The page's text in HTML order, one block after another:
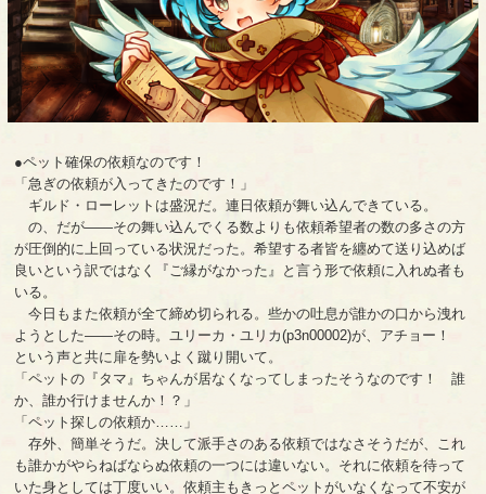
●ペット確保の依頼なのです！
「急ぎの依頼が入ってきたのです！」
ギルド・ローレットは盛況だ。連日依頼が舞い込んできている。
の、だが――その舞い込んでくる数よりも依頼希望者の数の多さの方
が圧倒的に上回っている状況だった。希望する者皆を纏めて送り込めば
良いという訳ではなく『ご縁がなかった』と言う形で依頼に入れぬ者も
いる。
今日もまた依頼が全て締め切られる。些かの吐息が誰かの口から洩れ
ようとした――その時。ユリーカ・ユリカ(p3n00002)が、アチョー！
という声と共に扉を勢いよく蹴り開いて。
「ペットの『タマ』ちゃんが居なくなってしまったそうなのです！ 誰
か、誰か行けませんか！？」
「ペット探しの依頼か……」
存外、簡単そうだ。決して派手さのある依頼ではなさそうだが、これ
も誰かがやらねばならぬ依頼の一つには違いない。それに依頼を待って
いた身としては丁度いい。依頼主もきっとペットがいなくなって不安が